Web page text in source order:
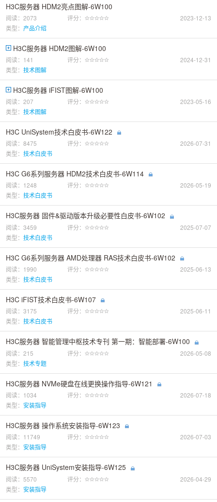
H3C服务器 HDM2亮点图解-6W100
阅读：2073 评分：
2023-12-13
类型： 产品介绍
H3C服务器 HDM2图解-6W100
阅读：141 评分：
2024-12-31
类型： 技术图解
H3C服务器 iFIST图解-6W100
阅读：207 评分：
2023-05-16
类型： 技术图解
H3C UniSystem技术白皮书-6W122
阅读：8475 评分：
2026-07-31
类型： 技术白皮书
H3C G6系列服务器 HDM2技术白皮书-6W114
阅读：1248 评分：
2026-05-19
类型： 技术白皮书
H3C服务器 固件&驱动版本升级必要性白皮书-6W102
阅读：3459 评分：
2025-07-07
类型： 技术白皮书
H3C G6系列服务器 AMD处理器 RAS技术白皮书-6W102
阅读：1990 评分：
2025-06-13
类型： 技术白皮书
H3C iFIST技术白皮书-6W107
阅读：3175 评分：
2025-06-11
类型： 技术白皮书
H3C服务器 智能管理中枢技术专刊 第一期：智能部署-6W100
阅读：215 评分：
2026-05-08
类型： 技术专题
H3C服务器 NVMe硬盘在线更换操作指导-6W121
阅读：1034 评分：
2026-07-18
类型： 安装指导
H3C服务器 操作系统安装指导-6W123
阅读：11749 评分：
2026-07-03
类型： 安装指导
H3C服务器 UniSystem安装指导-6W125
阅读：5570 评分：
2026-04-29
类型： 安装指导